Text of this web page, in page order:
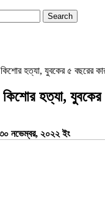
হত্যা, যুবকের ৫ বছরের
হত্যা, যুবকের
৩০ নভেম্বর, ২০২২ ইং